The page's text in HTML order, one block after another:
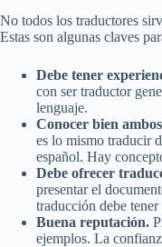
No todos los traductores
Estas son algunas claves
Debe tener
con ser traductor
lenguaje.
Conocer bien
es lo mismo traducir
español. Hay
Debe ofrecer
presentar el
traducción debe
Buena reputación.
ejemplos. La